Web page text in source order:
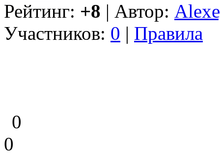
Рейтинг: +8 | Автор:
Участников: 0 | Правила
0
0